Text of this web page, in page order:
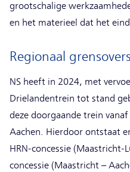
grootschalige
en het materieel dat het
Regionaal
NS heeft in 2024, met
Drielandentrein tot stand
deze doorgaande trein
Aachen. Hierdoor ontstaat
HRN-concessie (Maastricht-
concessie (Maastricht –